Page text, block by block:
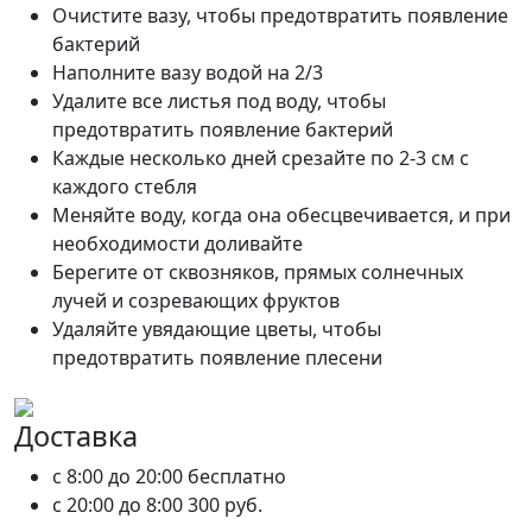
Очистите вазу, чтобы предотвратить появление
бактерий
Наполните вазу водой на 2/3
Удалите все листья под воду, чтобы
предотвратить появление бактерий
Каждые несколько дней срезайте по 2-3 см с
каждого стебля
Меняйте воду, когда она обесцвечивается, и при
необходимости доливайте
Берегите от сквозняков, прямых солнечных
лучей и созревающих фруктов
Удаляйте увядающие цветы, чтобы
предотвратить появление плесени
Доставка
c 8:00 до 20:00 бесплатно
c 20:00 до 8:00300 руб.